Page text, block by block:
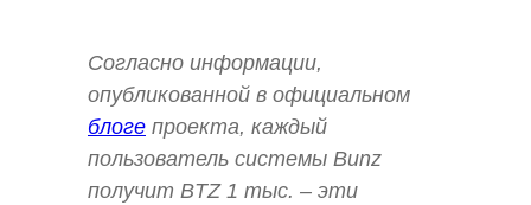
Согласно информации,
опубликованной в официальном
блоге проекта, каждый
пользователь системы Bunz
получит BTZ 1 тыс. – эти